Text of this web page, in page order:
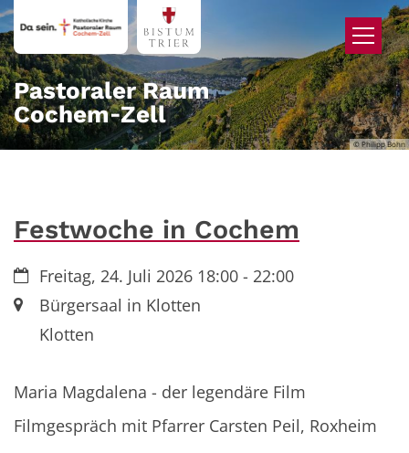
Zum Inhalt springen
© Philipp Bohn
Pastoraler Raum
Cochem‑Zell
Festwoche in Cochem
Datum:Freitag, 24. Juli 2026 18:00 - 22:00
Ort:Bürgersaal in Klotten
Klotten
Maria Magdalena - der legendäre Film
Filmgespräch mit Pfarrer Carsten Peil, Roxheim